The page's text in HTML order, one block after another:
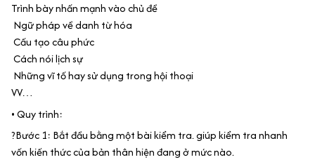
Trình bày nhấn mạnh vào chủ đề
Ngữ pháp về danh từ hóa
Cấu tạo câu phức
Cách nói lịch sự
Những vĩ tố hay sử dụng trong hội thoại
VV…
• ️Quy trình:
?Bước 1: Bắt đầu bằng một bài kiểm tra. giúp kiểm tra nhanh
vốn kiến thức của bản thân hiện đang ở mức nào.